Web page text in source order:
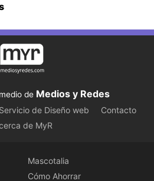
de Medios y Redes
Servicio de Diseño web
Contacto
de MyR
Mascotalia
Cómo Ahorrar